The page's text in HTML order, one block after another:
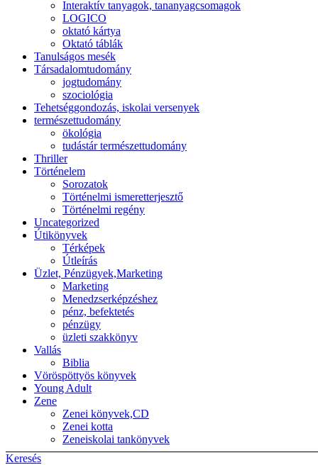
Keresés
Interaktív tanyagok, tananyagcsomagok
LOGICO
oktató kártya
Oktató táblák
Tanulságos mesék
Társadalomtudomány
jogtudomány
szociológia
Tehetséggondozás, iskolai versenyek
természettudomány
ökológia
tudástár természettudomány
Thriller
Történelem
Sorozatok
Történelmi ismeretterjesztő
Történelmi regény
Uncategorized
Útikönyvek
Térképek
Útleírás
Üzlet, Pénzügyek,Marketing
Marketing
Menedzserképzéshez
pénz, befektetés
pénzügy
üzleti szakkönyv
Vallás
Biblia
Vöröspöttyös könyvek
Young Adult
Zene
Zenei könyvek,CD
Zenei kotta
Zeneiskolai tankönyvek